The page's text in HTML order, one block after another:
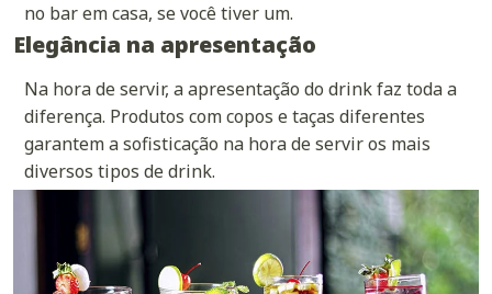
no bar em casa, se você tiver um.
Elegância na apresentação
Na hora de servir, a apresentação do drink faz toda a
diferença. Produtos com copos e taças diferentes
garantem a sofisticação na hora de servir os mais
diversos tipos de drink.